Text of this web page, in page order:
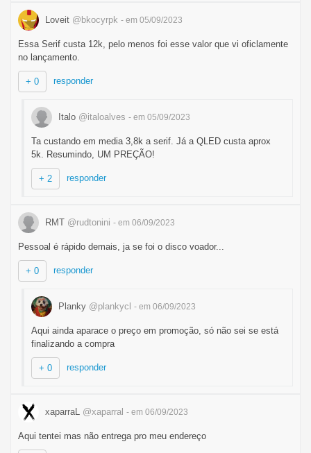
Loveit @bkocyrpk - em 05/09/2023
Essa Serif custa 12k, pelo menos foi esse valor que vi oficlamente
no lançamento.
+ 0 responder
Italo @italoalves - em 05/09/2023
Ta custando em media 3,8k a serif. Já a QLED custa aprox
5k. Resumindo, UM PREÇÃO!
+ 2 responder
RMT @rudtonini - em 06/09/2023
Pessoal é rápido demais, ja se foi o disco voador...
+ 0 responder
Planky @plankycl - em 06/09/2023
Aqui ainda aparace o preço em promoção, só não sei se está
finalizando a compra
+ 0 responder
xaparraL @xaparral - em 06/09/2023
Aqui tentei mas não entrega pro meu endereço